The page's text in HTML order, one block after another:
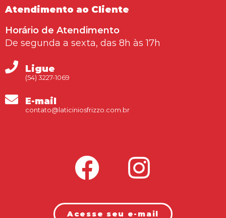
Atendimento ao Cliente
Horário de Atendimento
De segunda a sexta, das 8h às 17h
Ligue
(54) 3227-1069
E-mail
contato@laticiniosfrizzo.com.br
Acesse seu e-mail